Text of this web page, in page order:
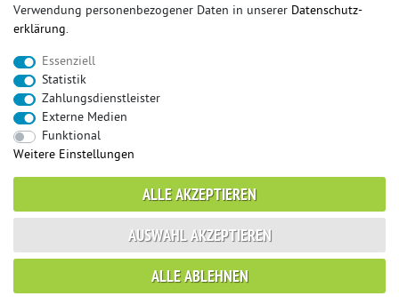
Rennsportanlagen, Sportendrohre, Universalteile, Fächerkrümmer,
Vorschalldämpfer, Sportkat, Ersatzrohr und Auspuffzubehör.
FOX, REMUS, FSW, FRIEDRICH MOTORSPORT, EISENMANN, ULTER
SPORT, NOVUS
sportauspuff sportkat
endrohr
downpipe
mittelschalldämpfer
fächerkrümmer
ulter
vorschalldämpfer
fsw
duplex milltek
entnehmen Sie bitte der Schaltfläche mit den Versandinformationen
Verwendung personenbezogener Daten in unserer Daten­schutz­
erklärung.
Essenziell
Statistik
Zahlungsdienstleister
Externe Medien
Funktional
Weitere Einstellungen
ALLE AKZEPTIEREN
ALLE ABLEHNEN
AUSWAHL AKZEPTIEREN